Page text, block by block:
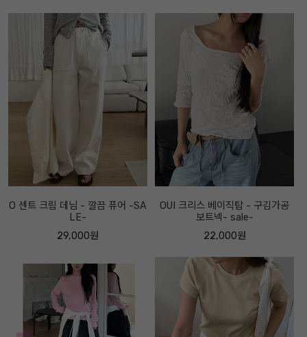
O 센트 크림 데님 - 깔끔 퓨어 -SA
LE-
29,000원
OUI 크리스 베이직탑 - 구김가공
보트넥- sale-
22,000원